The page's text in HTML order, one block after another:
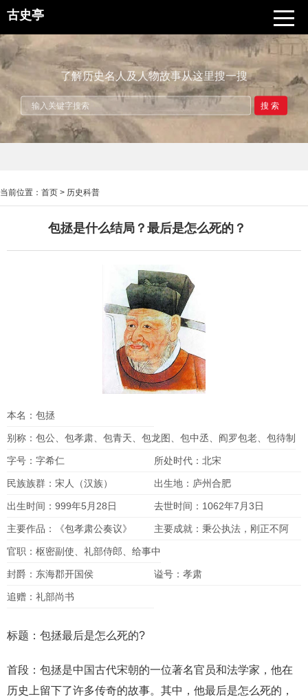
古史亭
了解历史名人及人物故事从这里搜一搜
搜索
当前位置： 首页 > 历史科普
包拯是什么结局？最后是怎么死的？
本名：包拯
别称：包公、包孝肃、包青天、包龙图、包中丞、阎罗包老、包待制
字号：字希仁 所处时代：北宋
民族族群：宋人（汉族） 出生地：庐州合肥
出生时间：999年5月28日 去世时间：1062年7月3日
主要作品：《包孝肃公奏议》 主要成就：秉公执法，刚正不阿
官职：枢密副使、礼部侍郎、给事中
封爵：东海郡开国侯 谥号：孝肃
追赠：礼部尚书
标题：包拯最后是怎么死的?
首段：包拯是中国古代宋朝的一位著名官员和法学家，他在
历史上留下了许多传奇的故事。其中，他最后是怎么死的，